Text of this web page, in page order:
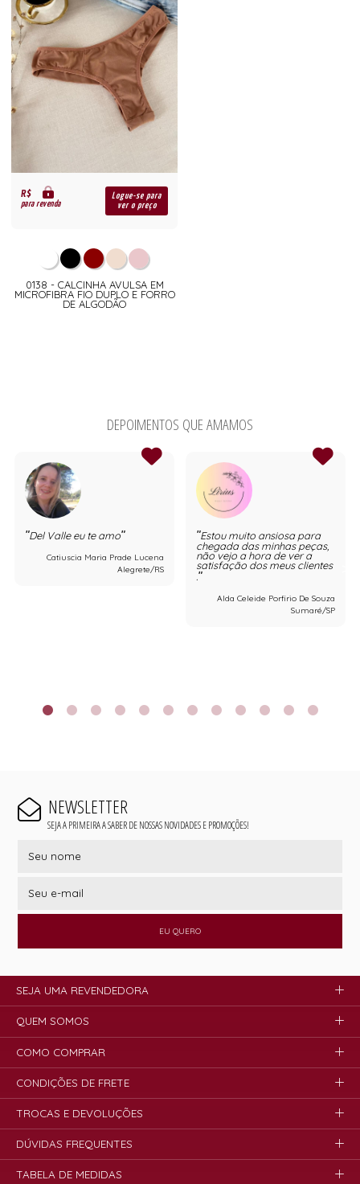
R$
para revenda
Logue-se para
ver o preço
0138 - CALCINHA AVULSA EM
MICROFIBRA FIO DUPLO E FORRO
DE ALGODÃO
DEPOIMENTOS QUE AMAMOS
Del Valle eu te amo
Catiuscia Maria Prade Lucena
Alegrete/RS
Estou muito ansiosa para
chegada das minhas peças,
não vejo a hora de ver a
satisfação dos meus clientes
.
Alda Celeide Porfirio De Souza
Sumaré/SP
NEWSLETTER
SEJA A PRIMEIRA A SABER DE NOSSAS NOVIDADES E PROMOÇÕES!
EU QUERO
SEJA UMA REVENDEDORA
QUEM SOMOS
COMO COMPRAR
CONDIÇÕES DE FRETE
TROCAS E DEVOLUÇÕES
DÚVIDAS FREQUENTES
TABELA DE MEDIDAS